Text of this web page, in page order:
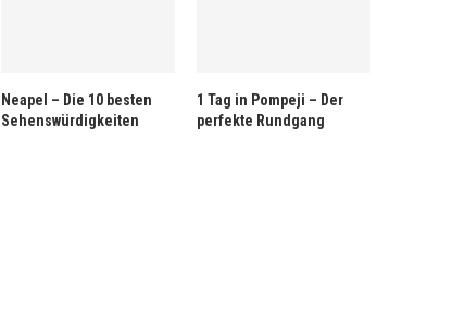
Neapel – Die 10 besten
Sehenswürdigkeiten
1 Tag in Pompeji – Der
perfekte Rundgang